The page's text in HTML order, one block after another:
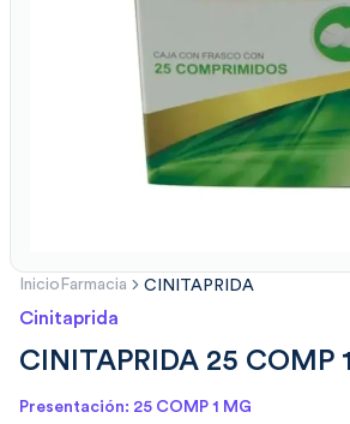
Inicio Farmacia CINITAPRIDA
Cinitaprida
CINITAPRIDA 25 COMP
Presentación: 25 COMP 1 MG